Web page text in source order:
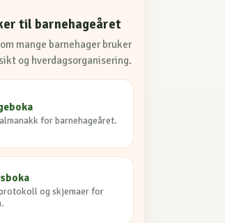
til barnehageåret
mange barnehager bruker
og hverdagsorganisering.
for barnehageåret.
og skjemaer for